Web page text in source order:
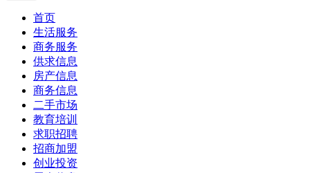
首页
生活服务
商务服务
供求信息
房产信息
商务信息
二手市场
教育培训
求职招聘
招商加盟
创业投资